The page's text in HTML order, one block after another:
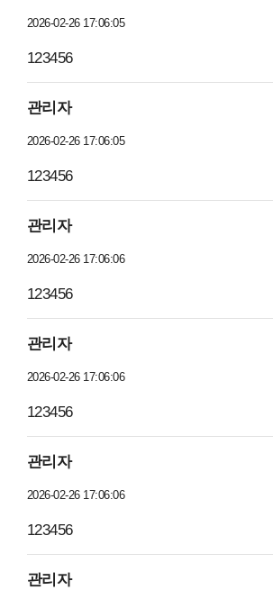
2026-02-26 17:06:05
123456
관리자
2026-02-26 17:06:05
123456
관리자
2026-02-26 17:06:06
123456
관리자
2026-02-26 17:06:06
123456
관리자
2026-02-26 17:06:06
123456
관리자